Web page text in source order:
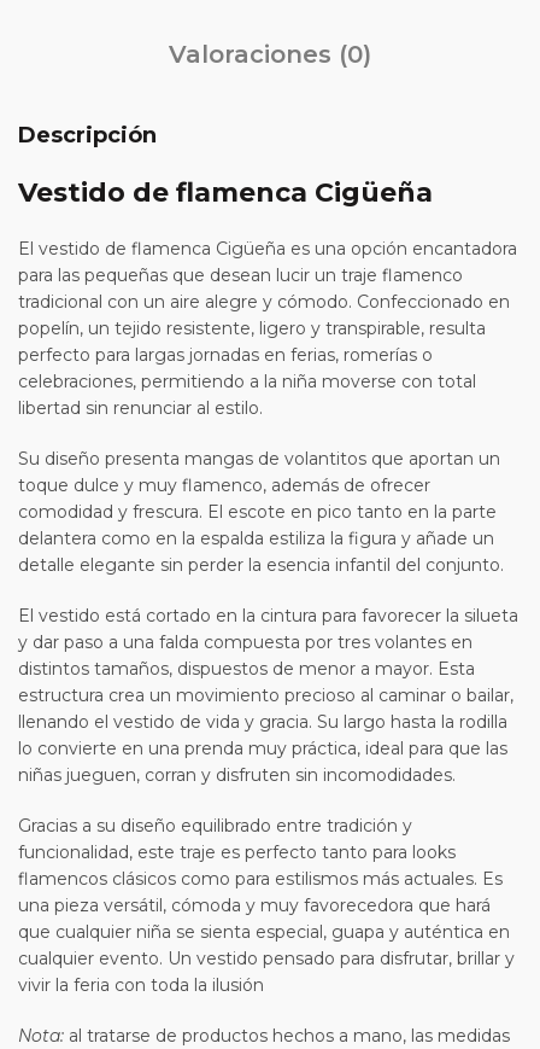
Valoraciones (0)
Descripción
Vestido de flamenca Cigüeña
El vestido de flamenca Cigüeña es una opción encantadora
para las pequeñas que desean lucir un traje flamenco
tradicional con un aire alegre y cómodo. Confeccionado en
popelín, un tejido resistente, ligero y transpirable, resulta
perfecto para largas jornadas en ferias, romerías o
celebraciones, permitiendo a la niña moverse con total
libertad sin renunciar al estilo.
Su diseño presenta mangas de volantitos que aportan un
toque dulce y muy flamenco, además de ofrecer
comodidad y frescura. El escote en pico tanto en la parte
delantera como en la espalda estiliza la figura y añade un
detalle elegante sin perder la esencia infantil del conjunto.
El vestido está cortado en la cintura para favorecer la silueta
y dar paso a una falda compuesta por tres volantes en
distintos tamaños, dispuestos de menor a mayor. Esta
estructura crea un movimiento precioso al caminar o bailar,
llenando el vestido de vida y gracia. Su largo hasta la rodilla
lo convierte en una prenda muy práctica, ideal para que las
niñas jueguen, corran y disfruten sin incomodidades.
Gracias a su diseño equilibrado entre tradición y
funcionalidad, este traje es perfecto tanto para looks
flamencos clásicos como para estilismos más actuales. Es
una pieza versátil, cómoda y muy favorecedora que hará
que cualquier niña se sienta especial, guapa y auténtica en
cualquier evento. Un vestido pensado para disfrutar, brillar y
vivir la feria con toda la ilusión
Nota: al tratarse de productos hechos a mano, las medidas